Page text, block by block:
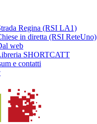
Regina (RSI LA1)
in diretta (RSI ReteUno)
web
SHORTCATT
e contatti